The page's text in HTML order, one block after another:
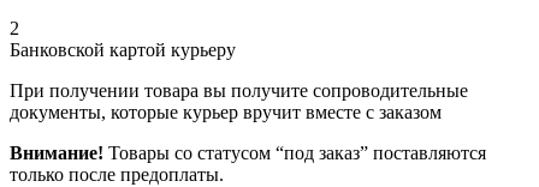
2
Банковской картой курьеру
При получении товара вы получите сопроводительные
документы, которые курьер вручит вместе с заказом
Внимание! Товары со статусом “под заказ” поставляются
только после предоплаты.